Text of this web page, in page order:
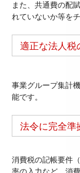
また、共通費の配
れていないか等を
適正な法人税
事業グループ集計
能です。
法令に完全準
消費税の記帳要件